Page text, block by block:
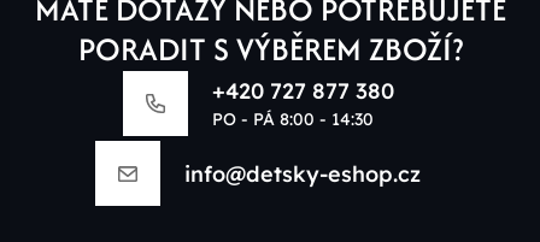
MÁTE DOTAZY NEBO POTŘEBUJETE
PORADIT S VÝBĚREM ZBOŽÍ?
+420 727 877 380
PO - PÁ 8:00 - 14:30
info@detsky-eshop.cz